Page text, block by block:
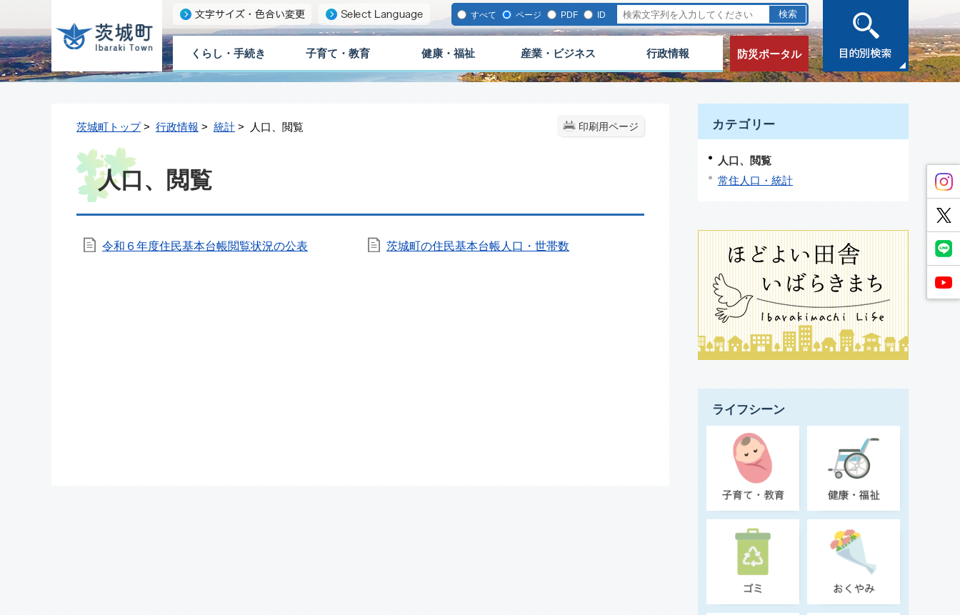
すべて ページ PDF ID
くらし・手続き 子育て・教育 健康・福祉 産業・ビジネス 行政情報 防災ポータル
印刷用ページ
茨城町トップ> 行政情報 > 統計 > 人口、閲覧
人口、閲覧
令和６年度住民基本台帳閲覧状況の公表 茨城町の住民基本台帳人口・世帯数
カテゴリー
人口、閲覧
常住人口・統計
ライフシーン